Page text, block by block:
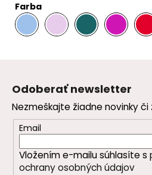
Farba
.
. .
Odoberať newsletter
Nezmeškajte žiadne novinky
Email
Vložením e-mailu súhlasíte s
ochrany osobných údajov